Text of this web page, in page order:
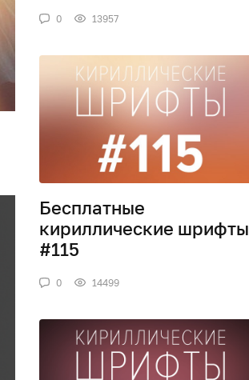
0 13957
Бесплатные
кириллические шрифты
#115
0 14499